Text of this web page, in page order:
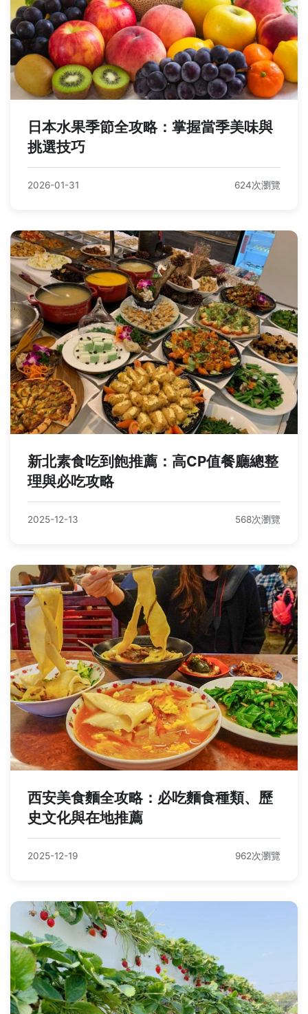
日本水果季節全攻略：掌握當季美味與
挑選技巧
2026-01-31 624次瀏覽
新北素食吃到飽推薦：高CP值餐廳總整
理與必吃攻略
2025-12-13 568次瀏覽
西安美食麵全攻略：必吃麵食種類、歷
史文化與在地推薦
2025-12-19 962次瀏覽